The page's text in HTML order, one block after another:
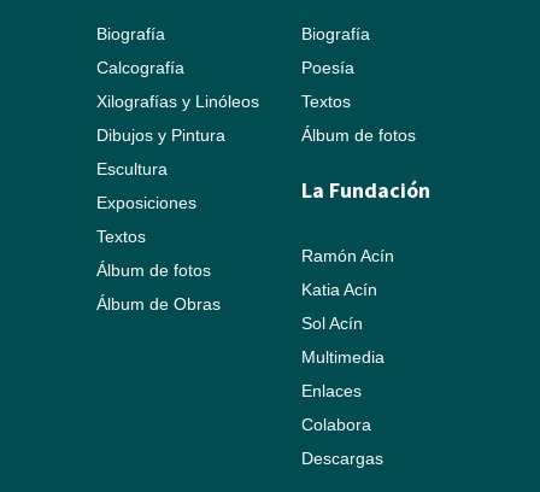
Biografía
Calcografía
Xilografías y Linóleos
Dibujos y Pintura
Escultura
Exposiciones
Textos
Álbum de fotos
Álbum de Obras
Biografía
Poesía
Textos
Álbum de fotos
La Fundación
Ramón Acín
Katia Acín
Sol Acín
Multimedia
Enlaces
Colabora
Descargas